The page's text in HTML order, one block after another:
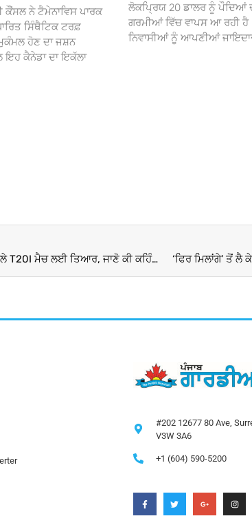
ਕੌਂਸਲ ਨੇ ਟੈਮੇਨਾਵਿਸ ਪਾਰਕ
ਸਿੰਥੈਟਿਕ ਟਰਫ਼
ਹੋਣ ਦਾ ਜਸ਼ਨ
ਕੈਨੇਡਾ ਦਾ ਇਕੱਲਾ
ਲੋਕਪ੍ਰਿਯ 20 ਡਾਲਰ ਨੂੰ ਪੌਦਿਆਂ
ਗਰਮੀਆਂ ਵਿੱਚ ਵਾਪਸ ਆ ਰਹੀ
ਨਿਵਾਸੀਆਂ ਨੂੰ ਆਪਣੀਆਂ
IND vs AUS 4th T20 Pitch Report : ਰਾਏਪੁਰ ਆਪਣੇ ਪਹਿਲੇ T20I ਮੈਚ ਲਈ ਤਿਆਰ, ਜਾਣੋ ਕੀ ਕਹਿੰਦੀ ਪਿੱਚ ਰਿਪੋਰਟ ‘ਫਿਰ ਮਿਲਾਂਗੇ’ ਤੋਂ
#202 12677 80 Ave,
V3W 3A6
+1 (604) 590-5200